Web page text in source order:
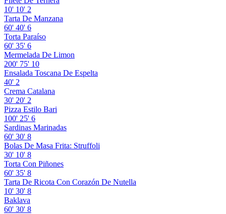
10' 10' 2
Tarta De Manzana
60' 40' 6
Torta Paraíso
60' 35' 6
Mermelada De Limon
200' 75' 10
Ensalada Toscana De Espelta
40' 2
Crema Catalana
30' 20' 2
Pizza Estilo Bari
100' 25' 6
Sardinas Marinadas
60' 30' 8
Bolas De Masa Frita: Struffoli
30' 10' 8
Torta Con Piñones
60' 35' 8
Tarta De Ricota Con Corazón De Nutella
10' 30' 8
Baklava
60' 30' 8